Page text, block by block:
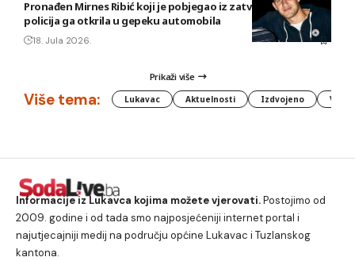
Pronađen Mirnes Ribić koji je pobjegao iz zatvora u Tuzli,
policija ga otkrila u gepeku automobila
18. Jula 2026.
Prikaži više
Više tema: Lukavac Aktuelnosti Izdvojeno
Informacije iz Lukavca kojima možete vjerovati.Postojimo od
2009. godine i od tada smo najposjećeniji internet portal i
najutjecajniji medij na području općine Lukavac i Tuzlanskog
kantona.